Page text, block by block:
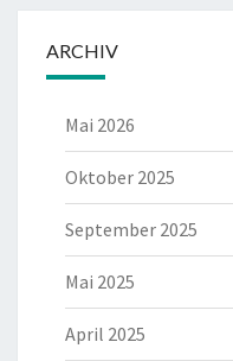
ARCHIV
Mai 2026
Oktober 2025
September 2025
Mai 2025
April 2025